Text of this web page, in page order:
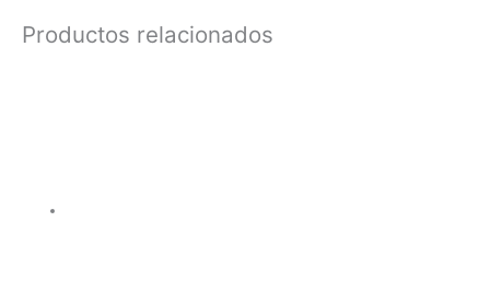
Productos relacionados